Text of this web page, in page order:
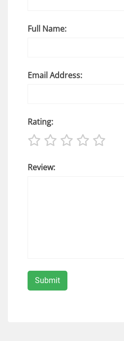
Full Name:
Email Address:
Rating:
Review: